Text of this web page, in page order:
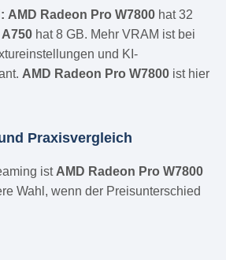
AMD Radeon Pro W7800 hat 32
A750 hat 8 GB. Mehr VRAM ist bei
und KI-
AMD Radeon Pro W7800 ist hier
Praxisvergleich
ist AMD Radeon Pro W7800
Wahl, wenn der Preisunterschied